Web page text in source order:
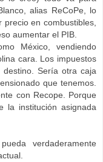
alias ReCoPe, lo
en combustibles,
aumentar el PIB.
México, vendiendo
cara. Los impuestos
Sería otra caja
que tenemos.
con Recope. Porque
la institución asignada
verdaderamente